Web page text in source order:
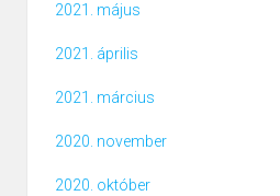
2021. május
2021. április
2021. március
2020. november
2020. október